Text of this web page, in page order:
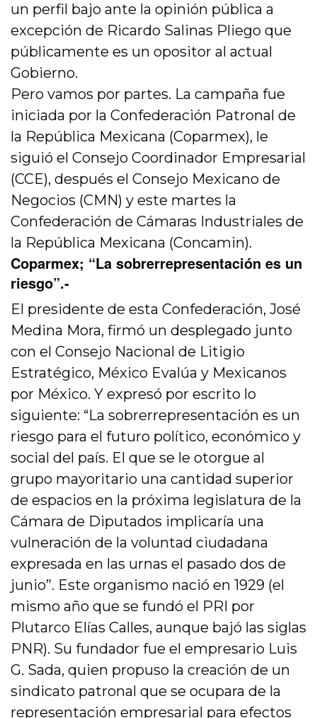
un perfil bajo ante la opinión pública a
excepción de Ricardo Salinas Pliego que
públicamente es un opositor al actual
Gobierno.
Pero vamos por partes. La campaña fue
iniciada por la Confederación Patronal de
la República Mexicana (Coparmex), le
siguió el Consejo Coordinador Empresarial
(CCE), después el Consejo Mexicano de
Negocios (CMN) y este martes la
Confederación de Cámaras Industriales de
la República Mexicana (Concamin).
Coparmex; “La sobrerrepresentación es un
riesgo”.-
El presidente de esta Confederación, José
Medina Mora, firmó un desplegado junto
con el Consejo Nacional de Litigio
Estratégico, México Evalúa y Mexicanos
por México. Y expresó por escrito lo
siguiente: “La sobrerrepresentación es un
riesgo para el futuro político, económico y
social del país. El que se le otorgue al
grupo mayoritario una cantidad superior
de espacios en la próxima legislatura de la
Cámara de Diputados implicaría una
vulneración de la voluntad ciudadana
expresada en las urnas el pasado dos de
junio”. Este organismo nació en 1929 (el
mismo año que se fundó el PRI por
Plutarco Elías Calles, aunque bajó las siglas
PNR). Su fundador fue el empresario Luis
G. Sada, quien propuso la creación de un
sindicato patronal que se ocupara de la
representación empresarial para efectos